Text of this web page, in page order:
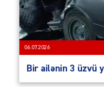
06.07.2026
Bir ailənin 3 üzvü